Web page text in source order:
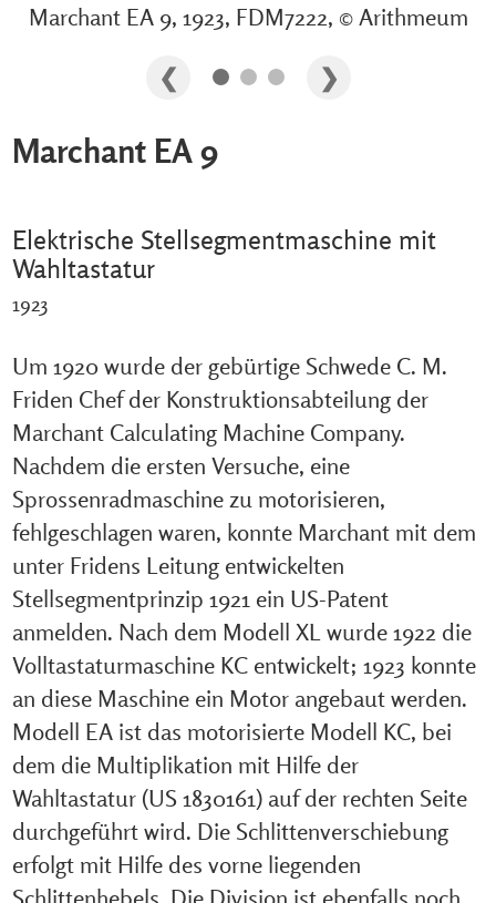
Marchant EA 9, 1923, FDM7222, © Arithmeum
Marchant EA 9
Elektrische Stellsegmentmaschine mit
Wahltastatur
1923
Um 1920 wurde der gebürtige Schwede C. M.
Friden Chef der Konstruktionsabteilung der
Marchant Calculating Machine Company.
Nachdem die ersten Versuche, eine
Sprossenradmaschine zu motorisieren,
fehlgeschlagen waren, konnte Marchant mit dem
unter Fridens Leitung entwickelten
Stellsegmentprinzip 1921 ein US-Patent
anmelden. Nach dem Modell XL wurde 1922 die
Volltastaturmaschine KC entwickelt; 1923 konnte
an diese Maschine ein Motor angebaut werden.
Modell EA ist das motorisierte Modell KC, bei
dem die Multiplikation mit Hilfe der
Wahltastatur (US 1830161) auf der rechten Seite
durchgeführt wird. Die Schlittenverschiebung
erfolgt mit Hilfe des vorne liegenden
Schlittenhebels. Die Division ist ebenfalls noch